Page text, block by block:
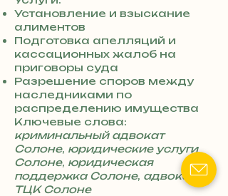
0
7
3
0
4
8
5
7
8
4
Установление и взыскание
алиментов
Подготовка апелляций и
кассационных жалоб на
приговоры суда
Разрешение споров между
наследниками по
распределению имущества
Ключевые слова:
криминальный адвокат
Солоне, юридические услуги
Солоне, юридическая
поддержка Солоне, адвокат
ТЦК Солоне